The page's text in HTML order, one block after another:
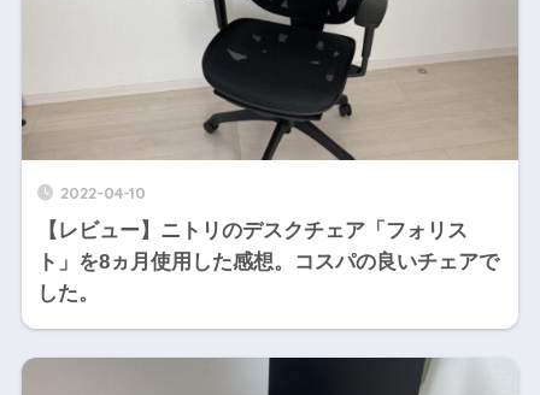
2022-04-10
【レビュー】ニトリのデスクチェア「フォリス
ト」を8ヵ月使用した感想。コスパの良いチェアで
した。